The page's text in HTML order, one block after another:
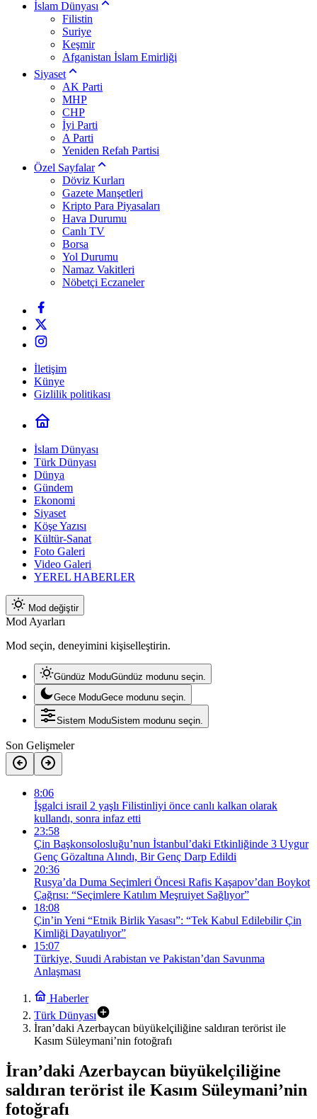
İslam Dünyası
Filistin
Suriye
Keşmir
Afganistan İslam Emirliği
Siyaset
AK Parti
MHP
CHP
İyi Parti
A Parti
Yeniden Refah Partisi
Özel Sayfalar
Döviz Kurları
Gazete Manşetleri
Kripto Para Piyasaları
Hava Durumu
Canlı TV
Borsa
Yol Durumu
Namaz Vakitleri
Nöbetçi Eczaneler
İletişim
Künye
Gizlilik politikası
İslam Dünyası
Türk Dünyası
Dünya
Gündem
Ekonomi
Siyaset
Köşe Yazısı
Kültür-Sanat
Foto Galeri
Video Galeri
YEREL HABERLER
Mod değiştir
Mod Ayarları
Mod seçin, deneyimini kişiselleştirin.
Gündüz ModuGündüz modunu seçin.
Gece ModuGece modunu seçin.
Sistem ModuSistem modunu seçin.
Son Gelişmeler
8:06
İşgalci israil 2 yaşlı Filistinliyi önce canlı kalkan olarak
kullandı, sonra infaz etti
23:58
Çin Başkonsolosluğu’nun İstanbul’daki Etkinliğinde 3 Uygur
Genç Gözaltına Alındı, Bir Genç Darp Edildi
20:36
Rusya’da Duma Seçimleri Öncesi Rafis Kaşapov’dan Boykot
Çağrısı: “Seçimlere Katılım Meşruiyet Sağlıyor”
18:08
Çin’in Yeni “Etnik Birlik Yasası”: “Tek Kabul Edilebilir Çin
Kimliği Dayatılıyor”
15:07
Türkiye, Suudi Arabistan ve Pakistan’dan Savunma
Anlaşması
Haberler
Türk Dünyası
İran’daki Azerbaycan büyükelçiliğine saldıran terörist ile
Kasım Süleymani’nin fotoğrafı
İran’daki Azerbaycan büyükelçiliğine
saldıran terörist ile Kasım Süleymani’nin
fotoğrafı